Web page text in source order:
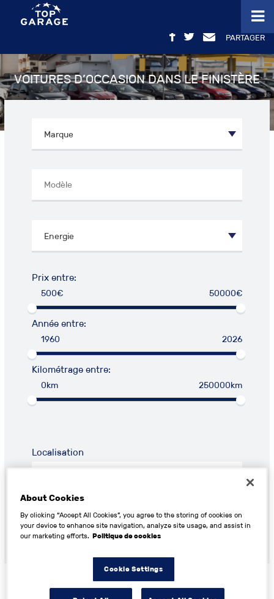
PARTAGER
VOITURES D’OCCASION DANS LE FINISTÈRE
Prix entre:
500€ 50000€
Année entre:
1960 2026
Kilométrage entre:
0km 250000km
Localisation
RECHERCHER
About Cookies
By clicking “Accept All Cookies”, you agree to the storing of cookies on
your device to enhance site navigation, analyze site usage, and assist in
our marketing efforts. Politique de cookies
Cookie Settings